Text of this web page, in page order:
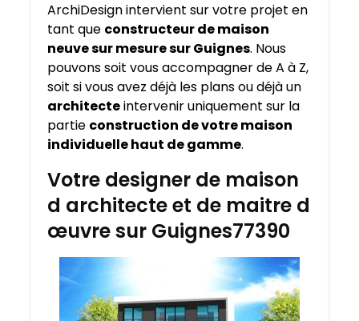
ArchiDesign intervient sur votre projet en
tant que constructeur de maison
neuve sur mesure surGuignes. Nous
pouvons soit vous accompagner de A à Z,
soit si vous avez déjà les plans ou déjà un
architecteintervenir uniquement sur la
partie construction de votre maison
individuelle haut de gamme.
Votre designer de maison
d architecte et de maitre d
œuvre sur Guignes77390